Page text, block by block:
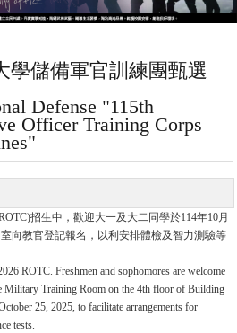
學儲備軍官訓練團甄選
Defense "115th
Officer Training Corps
招生中，歡迎大一及大二同學於114年10月
向教官登記報名，以利安排體檢及智力測驗等
ROTC. Freshmen and sophomores are welcome
Military Training Room on the 4th floor of Building
25, 2025, to facilitate arrangements for
tests.